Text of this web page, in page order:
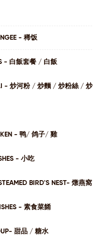
- 稀饭
- ⽩飯套餐 / ⽩飯
- 炒河粉 / 炒麵 / 炒粉絲 / 炒
- 鸭/ 鸽子/ 雞
- 小吃
BIRD'S NEST- 燉燕窩
- 素⻝菜餚
甜品 / 糖⽔